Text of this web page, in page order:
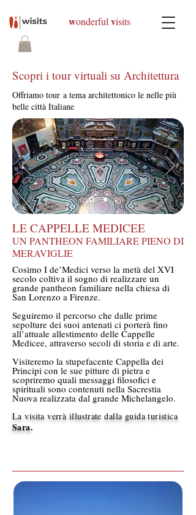
wonderful visits
Scopri i tour virtuali su Architettura
Offriamo tour a tema architettonico le nelle più
belle città Italiane
LE CAPPELLE MEDICEE
UN PANTHEON FAMILIARE PIENO DI
MERAVIGLIE
Cosimo I de’Medici verso la metà del XVI
secolo coltiva il sogno di realizzare un
grande pantheon familiare nella chiesa di
San Lorenzo a Firenze.
Seguiremo il percorso che dalle prime
sepolture dei suoi antenati ci porterà fino
all’attuale allestimento delle Cappelle
Medicee, attraverso secoli di storia e di arte.
Visiteremo la stupefacente Cappella dei
Principi con le sue pitture di pietra e
scopriremo quali messaggi filosofici e
spirituali sono contenuti nella Sacrestia
Nuova realizzata dal grande Michelangelo.
La visita verrà illustrate dalla guida turistica
Sara.